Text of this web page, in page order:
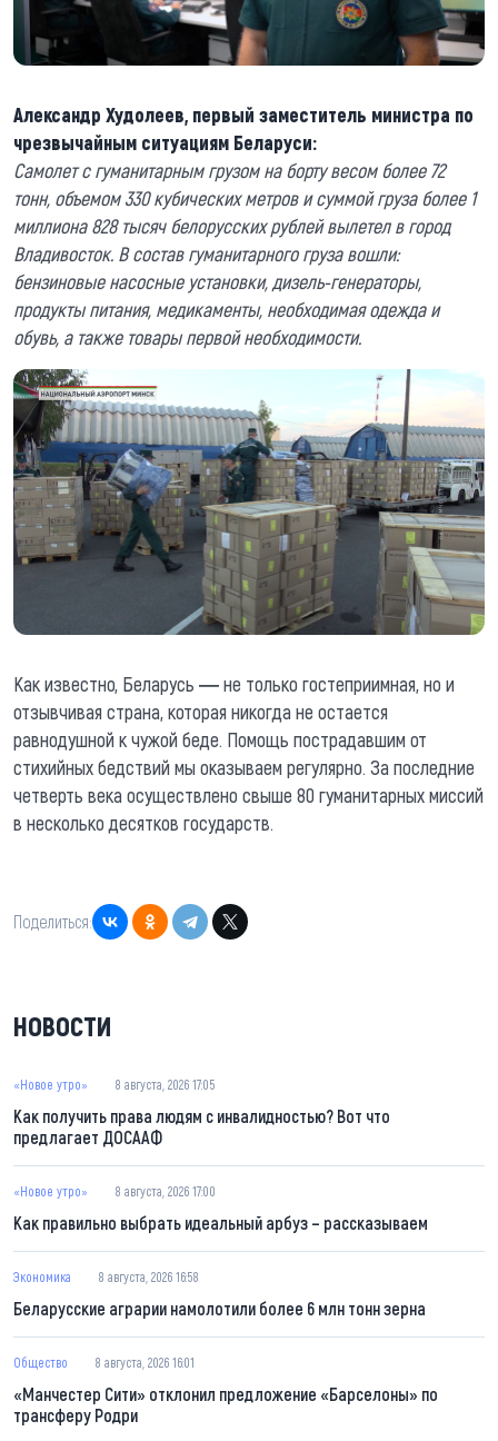
Александр Худолеев, первый заместитель министра по
чрезвычайным ситуациям Беларуси:
Самолет с гуманитарным грузом на борту весом более 72
тонн, объемом 330 кубических метров и суммой груза более 1
миллиона 828 тысяч белорусских рублей вылетел в город
Владивосток. В состав гуманитарного груза вошли:
бензиновые насосные установки, дизель-генераторы,
продукты питания, медикаменты, необходимая одежда и
обувь, а также товары первой необходимости.
Как известно, Беларусь ― не только гостеприимная, но и
отзывчивая страна, которая никогда не остается
равнодушной к чужой беде. Помощь пострадавшим от
стихийных бедствий мы оказываем регулярно. За последние
четверть века осуществлено свыше 80 гуманитарных миссий
в несколько десятков государств.
Поделиться:
НОВОСТИ
«Новое утро» 8 августа, 2026 17:05
Как получить права людям с инвалидностью? Вот что
предлагает ДОСААФ
«Новое утро» 8 августа, 2026 17:00
Как правильно выбрать идеальный арбуз – рассказываем
Экономика 8 августа, 2026 16:58
Беларусские аграрии намолотили более 6 млн тонн зерна
Общество 8 августа, 2026 16:01
«Манчестер Сити» отклонил предложение «Барселоны» по
трансферу Родри